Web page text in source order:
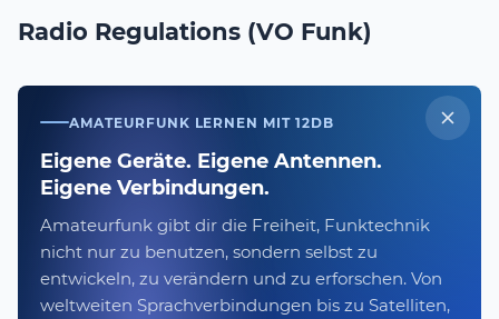
Radio Regulations (VO Funk)
AMATEURFUNK LERNEN MIT 12DB
Eigene Geräte. Eigene Antennen.
Eigene Verbindungen.
Amateurfunk gibt dir die Freiheit, Funktechnik
nicht nur zu benutzen, sondern selbst zu
entwickeln, zu verändern und zu erforschen. Von
weltweiten Sprachverbindungen bis zu Satelliten,